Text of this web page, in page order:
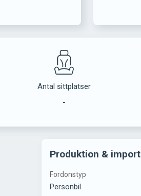
Antal sittplatser
-
Produktion & import
Fordonstyp
Personbil